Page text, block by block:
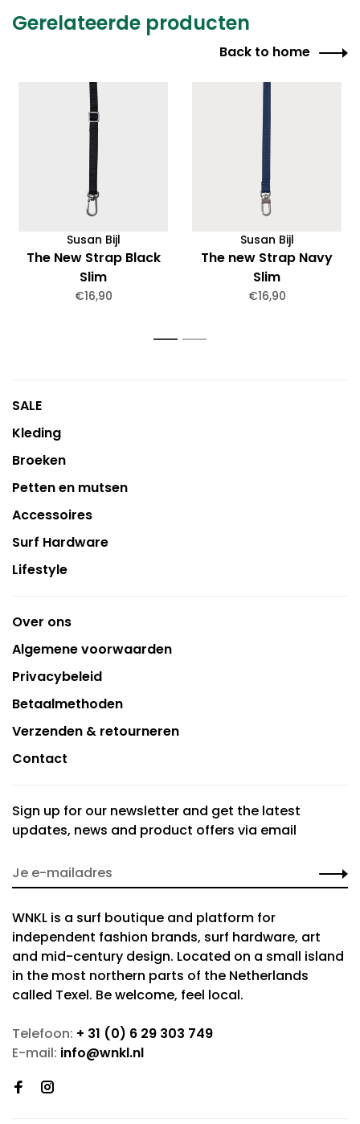
Gerelateerde producten
Back to home
Susan Bijl
The New Strap Black
Slim
€16,90
Susan Bijl
The new Strap Navy
Slim
€16,90
1 2
SALE
Kleding
Broeken
Petten en mutsen
Accessoires
Surf Hardware
Lifestyle
Over ons
Algemene voorwaarden
Privacybeleid
Betaalmethoden
Verzenden & retourneren
Contact
Sign up for our newsletter and get the latest
updates, news and product offers via email
WNKL is a surf boutique and platform for
independent fashion brands, surf hardware, art
and mid-century design. Located on a small island
in the most northern parts of the Netherlands
called Texel. Be welcome, feel local.
Telefoon: + 31 (0) 6 29 303 749
E-mail: info@wnkl.nl